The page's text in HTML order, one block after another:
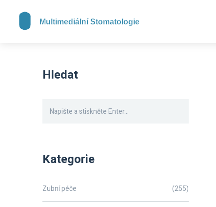
Hledat
Kategorie
Zubní péče (255)